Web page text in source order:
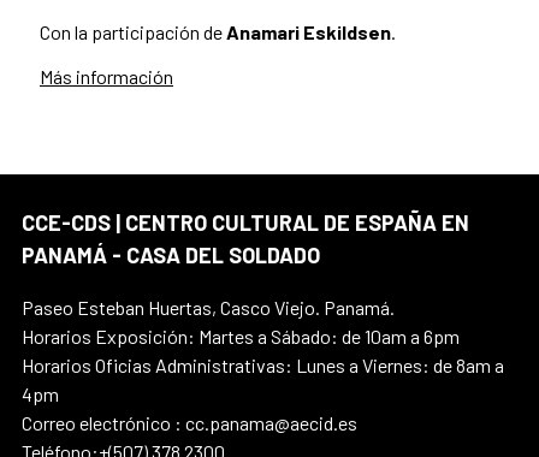
Con la participación deAnamari Eskildsen.
Más información
CCE-CDS | CENTRO CULTURAL DE ESPAÑA EN
PANAMÁ - CASA DEL SOLDADO
Paseo Esteban Huertas, Casco Viejo. Panamá.
Horarios Exposición: Martes a Sábado: de 10am a 6pm
Horarios Oficias Administrativas: Lunes a Viernes: de 8am a
4pm
Correo electrónico : cc.panama@aecid.es
Teléfono:+(507) 378 2300